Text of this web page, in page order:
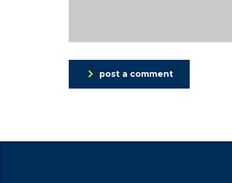
post a comment